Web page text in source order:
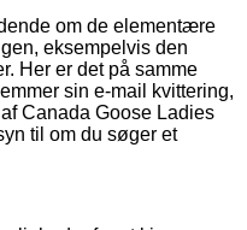
om de elementære
eksempelvis den
Her er det på samme
sin e-mail kvittering,
Canada Goose Ladies
til om du søger et